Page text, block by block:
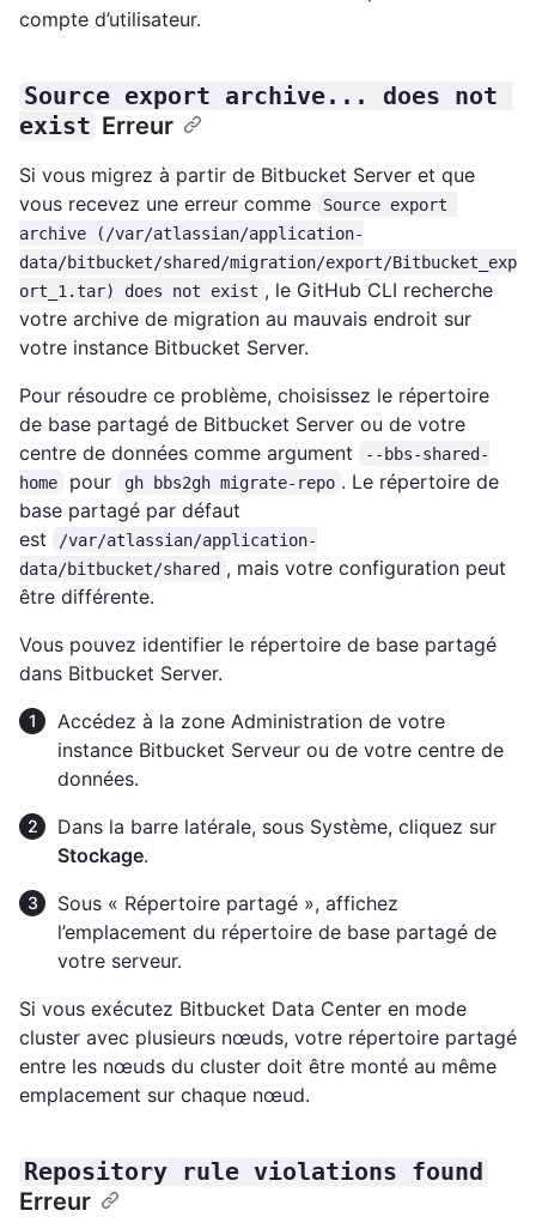
compte d’utilisateur.
Source export archive... does not
exist Erreur
Si vous migrez à partir de Bitbucket Server et que
vous recevez une erreur comme
Source export
archive (/var/atlassian/application-
data/bitbucket/shared/migration/export/Bitbucket_exp
ort_1.tar) does not exist , le GitHub CLI recherche
votre archive de migration au mauvais endroit sur
votre instance Bitbucket Server.
Pour résoudre ce problème, choisissez le répertoire
de base partagé de Bitbucket Server ou de votre
centre de données comme argument
--bbs-shared-
home
pour gh bbs2gh migrate-repo . Le répertoire de
base partagé par défaut
est
/var/atlassian/application-
data/bitbucket/shared , mais votre configuration peut
être différente.
Vous pouvez identifier le répertoire de base partagé
dans Bitbucket Server.
Accédez à la zone Administration de votre
instance Bitbucket Serveur ou de votre centre de
données.
Dans la barre latérale, sous Système, cliquez sur
Stockage.
Sous « Répertoire partagé », affichez
l’emplacement du répertoire de base partagé de
votre serveur.
Si vous exécutez Bitbucket Data Center en mode
cluster avec plusieurs nœuds, votre répertoire partagé
entre les nœuds du cluster doit être monté au même
emplacement sur chaque nœud.
Repository rule violations found
Erreur